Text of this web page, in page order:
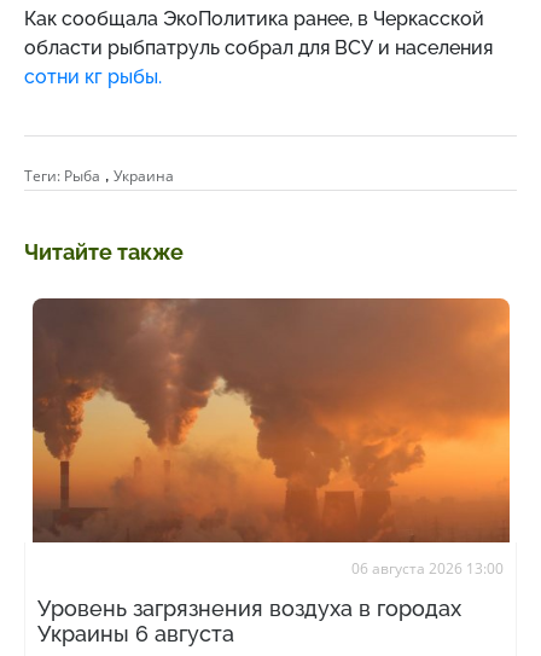
Как сообщала ЭкоПолитика ранее, в Черкасской
области рыбпатруль собрал для ВСУ и населения
сотни кг рыбы.
Теги: Рыба , Украина
Читайте также
06 августа 2026 13:00
Уровень загрязнения воздуха в городах
Украины 6 августа